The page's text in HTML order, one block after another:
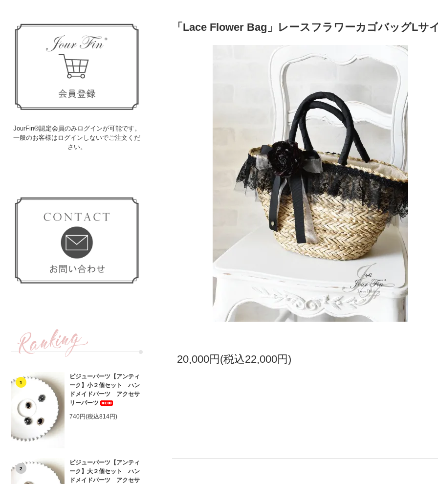
JourFin®認定会員のみログインが可能です。
一般のお客様はログインしないでご注文くだ
さい。
1
ビジューパーツ【アンティ
ーク】小２個セット ハン
ドメイドパーツ アクセサ
リーパーツ
740円(税込814円)
2
ビジューパーツ【アンティ
ーク】大２個セット ハン
ドメイドパーツ アクセサ
「Lace Flower Bag」レースフラワーカゴバッグLサ
20,000円(税込22,000円)